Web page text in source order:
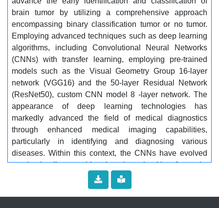
ورم أو عدم وجود ورم. أظهرت النتائج أن النموذج المقترح
حقق دقة بلغت 97%، وهي قريبة من دقة نموذج VGG16
التي بلغت 99%، في حين حقق نموذج ResNet50 دقة
تقارب 91%. وعلى الرغم من ذلك، يتميز النموذج المقترح
بكفاءة عالية من حيث الحمل الحسابي المنخفض، مما
يجعله خيارًا مناسبًا وفعالًا للتطبيقات العملية في المجال
الطبي................. الكلمات المفتاحية:.............. أورام الدماغ،
التصوير الطبي، التعلم العميق، الشبكات العصبية
الالتفافية (CNNs)،VGG16، ResNet50، نموذج CNN
مخصص، التصوير بالرنين المغناطيسي
brain tumor by utilizing a comprehensive approach
encompassing binary classification tumor or no tumor.
Employing advanced techniques such as deep learning
algorithms, including Convolutional Neural Networks
(CNNs) with transfer learning, employing pre-trained
models such as the Visual Geometry Group 16-layer
network (VGG16) and the 50-layer Residual Network
(ResNet50), custom CNN model 8 -layer network. The
appearance of deep learning technologies has
markedly advanced the field of medical diagnostics
through enhanced medical imaging capabilities,
particularly in identifying and diagnosing various
diseases. Within this context, the CNNs have evolved
as the leading machine learning algorithm for tasks
involving visual learning and image recognition. Our
study presents a novel CNN framework that is
specifically tailored to classify brain cancers using T1-